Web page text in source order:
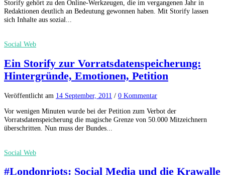
Storify gehört zu den Online-Werkzeugen, die im vergangenen Jahr in
Redaktionen deutlich an Bedeutung gewonnen haben. Mit Storify lassen
sich Inhalte aus sozial...
Social Web
Ein Storify zur Vorratsdatenspeicherung:
Hintergründe, Emotionen, Petition
Veröffentlicht am 14 September, 2011 / 0 Kommentar
Vor wenigen Minuten wurde bei der Petition zum Verbot der
Vorratsdatenspeicherung die magische Grenze von 50.000 Mitzeichnern
überschritten. Nun muss der Bundes...
Social Web
#Londonriots: Social Media und die Krawalle